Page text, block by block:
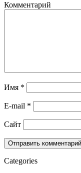
Комментарий
Имя *
E-mail *
Сайт
Categories